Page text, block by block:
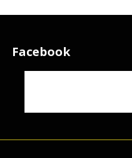
Facebook